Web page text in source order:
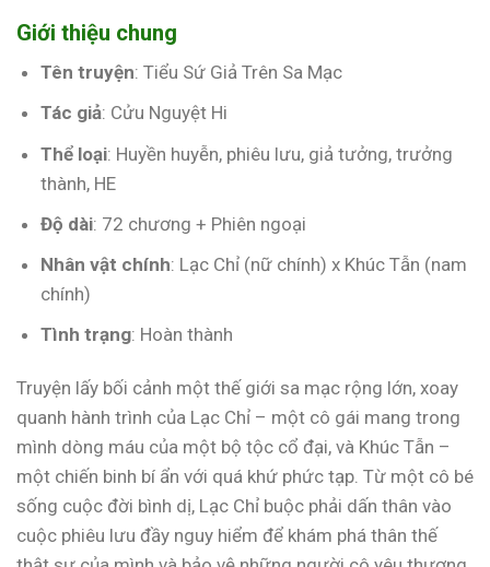
Giới thiệu chung
Tên truyện: Tiểu Sứ Giả Trên Sa Mạc
Tác giả: Cửu Nguyệt Hi
Thể loại: Huyền huyễn, phiêu lưu, giả tưởng, trưởng
thành, HE
Độ dài: 72 chương + Phiên ngoại
Nhân vật chính: Lạc Chỉ (nữ chính) x Khúc Tẫn (nam
chính)
Tình trạng: Hoàn thành
Truyện lấy bối cảnh một thế giới sa mạc rộng lớn, xoay
quanh hành trình của Lạc Chỉ – một cô gái mang trong
mình dòng máu của một bộ tộc cổ đại, và Khúc Tẫn –
một chiến binh bí ẩn với quá khứ phức tạp. Từ một cô bé
sống cuộc đời bình dị, Lạc Chỉ buộc phải dấn thân vào
cuộc phiêu lưu đầy nguy hiểm để khám phá thân thế